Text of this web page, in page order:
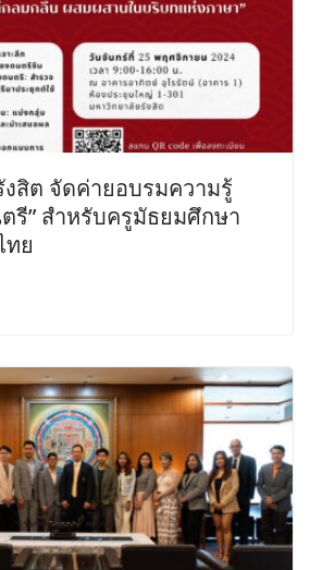
สิต จัดค่ายอบรมความรู้
รี” สำหรับครูมัธยมศึกษา
ทย